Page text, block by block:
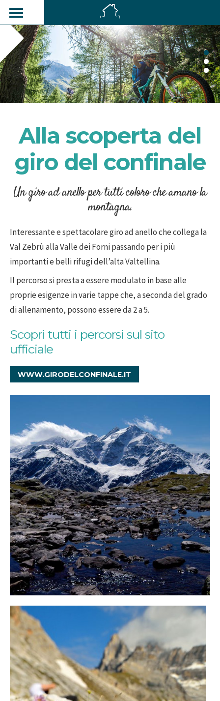
Alla scoperta del
giro del confinale
Un giro ad anello per tutti coloro che amano la
montagna.
Interessante e spettacolare giro ad anello che collega la
Val Zebrù alla Valle dei Forni passando per i più
importanti e belli rifugi dell’alta Valtellina.
Il percorso si presta a essere modulato in base alle
proprie esigenze in varie tappe che, a seconda del grado
di allenamento, possono essere da 2 a 5.
Scopri tutti i percorsi sul sito
ufficiale
WWW.GIRODELCONFINALE.IT